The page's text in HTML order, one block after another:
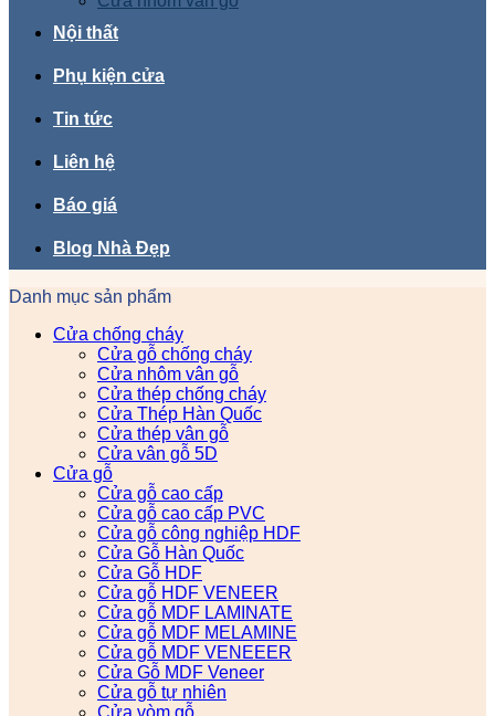
Nội thất
Phụ kiện cửa
Tin tức
Liên hệ
Báo giá
Blog Nhà Đẹp
Danh mục sản phẩm
Cửa chống cháy
Cửa gỗ chống cháy
Cửa nhôm vân gỗ
Cửa thép chống cháy
Cửa Thép Hàn Quốc
Cửa thép vân gỗ
Cửa vân gỗ 5D
Cửa gỗ
Cửa gỗ cao cấp
Cửa gỗ cao cấp PVC
Cửa gỗ công nghiệp HDF
Cửa Gỗ Hàn Quốc
Cửa Gỗ HDF
Cửa gỗ HDF VENEER
Cửa gỗ MDF LAMINATE
Cửa gỗ MDF MELAMINE
Cửa gỗ MDF VENEEER
Cửa Gỗ MDF Veneer
Cửa gỗ tự nhiên
Cửa vòm gỗ